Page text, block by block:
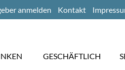
anmelden Kontakt
GESCHÄFTLICH